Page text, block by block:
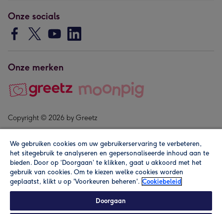
Onze socials
Onze merken
Copyright © 2026 by Greetz
Alle prijzen zijn inclusief btw en andere heffingen. Lees de
We gebruiken cookies om uw gebruikerservaring te verbeteren,
het sitegebruik te analyseren en gepersonaliseerde inhoud aan te
bieden. Door op ‘Doorgaan’ te klikken, gaat u akkoord met het
gebruik van cookies. Om te kiezen welke cookies worden
geplaatst, klikt u op 'Voorkeuren beheren'. Cookiebeleid
Doorgaan